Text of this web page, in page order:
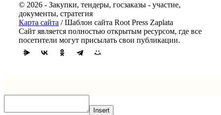
© 2026 - Закупки, тендеры, госзаказы - участие,
документы, стратегия
Карта сайта / Шаблон сайта Root Press Zaplata
Сайт является полностью открытым ресурсом, где все
посетители могут присылать свои публикации.
Insert